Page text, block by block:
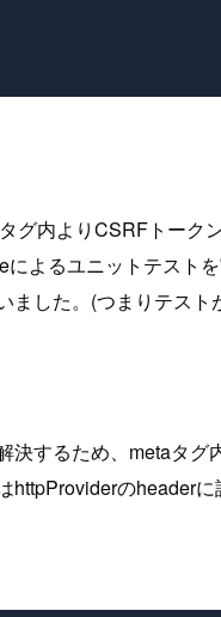
グ内よりCSRFトーク
によるユニットテスト
ました。(つまりテスト
決するため、metaタグ
httpProviderのheaderに